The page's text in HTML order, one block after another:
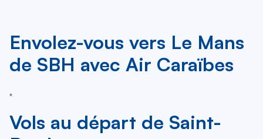
Envolez-vous vers Le Mans
de SBH avec Air Caraïbes
*
Vols au départ de Saint-